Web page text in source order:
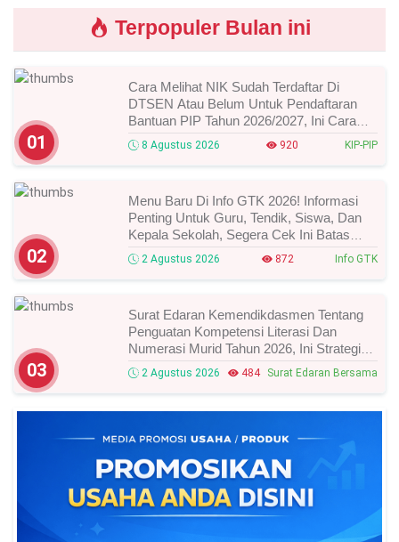
Terpopuler Bulan ini
01
Cara Melihat NIK Sudah Terdaftar Di
DTSEN Atau Belum Untuk Pendaftaran
Bantuan PIP Tahun 2026/2027, Ini Cara
Cek Dan Syarat Perubahan Desil!
8 Agustus 2026 920 KIP-PIP
02
Menu Baru Di Info GTK 2026! Informasi
Penting Untuk Guru, Tendik, Siswa, Dan
Kepala Sekolah, Segera Cek Ini Batas
Waktunya!
2 Agustus 2026 872 Info GTK
03
Surat Edaran Kemendikdasmen Tentang
Penguatan Kompetensi Literasi Dan
Numerasi Murid Tahun 2026, Ini Strategi
Dan Alurnya
2 Agustus 2026 484 Surat Edaran Bersama